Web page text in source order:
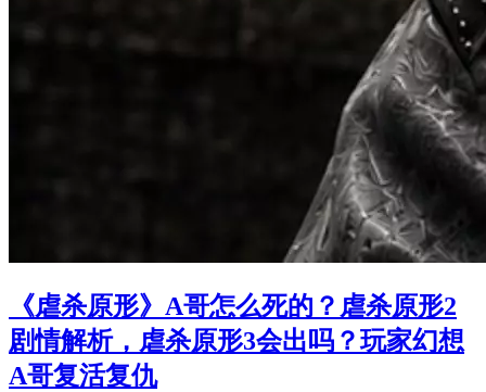
《虐杀原形》A哥怎么死的？虐杀原形2
剧情解析，虐杀原形3会出吗？玩家幻想
A哥复活复仇